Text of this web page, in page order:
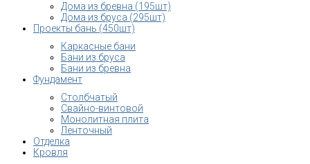
Дома из бревна (195шт)
Дома из бруса (295шт)
Проекты бань (450шт)
Каркасные бани
Бани из бруса
Бани из бревна
Фундамент
Столбчатый
Свайно-винтовой
Монолитная плита
Ленточный
Отделка
Кровля